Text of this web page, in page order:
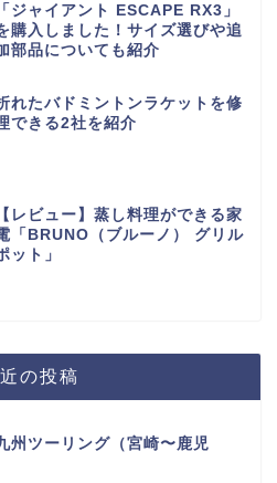
「ジャイアント ESCAPE RX3」
購入しました！サイズ選びや追
部品についても紹介
れたバドミントンラケットを修
できる2社を紹介
【レビュー】蒸し料理ができる家
「BRUNO（ブルーノ） グリル
ット」
の投稿
州ツーリング（宮崎〜鹿児